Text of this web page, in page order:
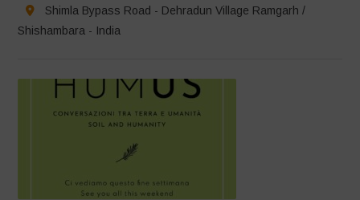
Shimla Bypass Road - Dehradun Village Ramgarh /
Shishambara - India